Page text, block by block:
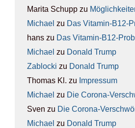
Marita Schupp zu
Michael zu Das Vit­amin-B12-
hans zu Das Vit­amin-B12-
Michael zu Donald Trump
Zablocki zu Donald Trump
Thomas Kl. zu Impres­sum
Michael zu Die Coro­na-
Sven zu Die Coro­na-
Michael zu Donald Trump